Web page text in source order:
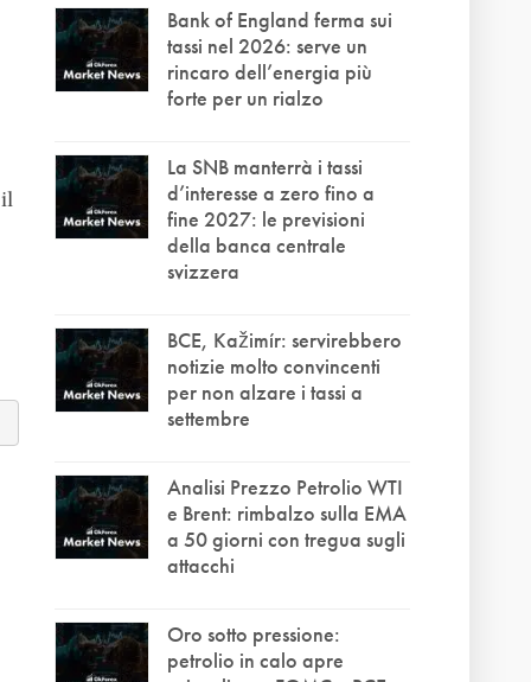
Bank of England ferma sui
tassi nel 2026: serve un
rincaro dell’energia più
forte per un rialzo
La SNB manterrà i tassi
d’interesse a zero fino a
fine 2027: le previsioni
della banca centrale
svizzera
BCE, Kažimír: servirebbero
notizie molto convincenti
per non alzare i tassi a
settembre
Analisi Prezzo Petrolio WTI
e Brent: rimbalzo sulla EMA
a 50 giorni con tregua sugli
attacchi
Oro sotto pressione:
petrolio in calo apre